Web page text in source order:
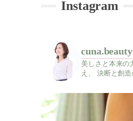
Instagram
cuna.beauty
美しさと本来の
え、
決断と創造